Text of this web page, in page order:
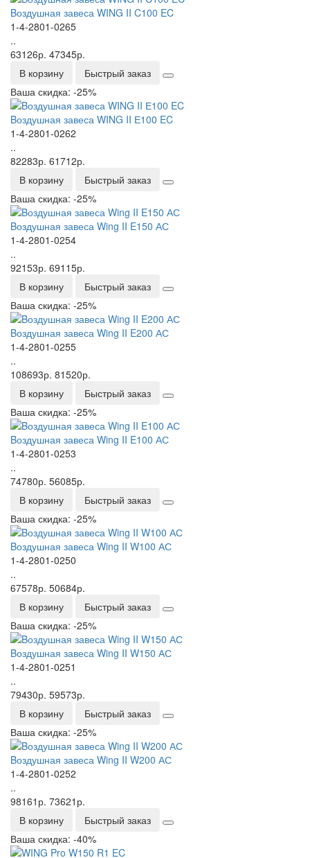
Bоздушная завеса WING II C100 EC
1-4-2801-0265
..
63126р. 47345р.
В корзину
Быстрый заказ
Ваша скидка: -25%
Bоздушная завеса WING II Е100 EC
1-4-2801-0262
..
82283р. 61712р.
В корзину
Быстрый заказ
Ваша скидка: -25%
Bоздушная завеса Wing II E150 АС
1-4-2801-0254
..
92153р. 69115р.
В корзину
Быстрый заказ
Ваша скидка: -25%
Bоздушная завеса Wing II E200 АС
1-4-2801-0255
..
108693р. 81520р.
В корзину
Быстрый заказ
Ваша скидка: -25%
Bоздушная завеса Wing II E100 АС
1-4-2801-0253
..
74780р. 56085р.
В корзину
Быстрый заказ
Ваша скидка: -25%
Bоздушная завеса Wing II W100 АС
1-4-2801-0250
..
67578р. 50684р.
В корзину
Быстрый заказ
Ваша скидка: -25%
Bоздушная завеса Wing II W150 АС
1-4-2801-0251
..
79430р. 59573р.
В корзину
Быстрый заказ
Ваша скидка: -25%
Bоздушная завеса Wing II W200 АС
1-4-2801-0252
..
98161р. 73621р.
В корзину
Быстрый заказ
Ваша скидка: -40%